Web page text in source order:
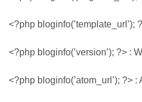
<?php bloginfo(’template_url’);
<?php bloginfo(’version’); ?> :
<?php bloginfo(’atom_url’); ?> :